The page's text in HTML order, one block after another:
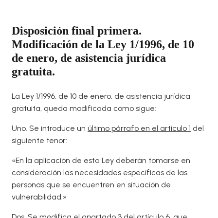
Disposición final primera.
Modificación de la Ley 1/1996, de 10
de enero, de asistencia jurídica
gratuita.
La Ley 1/1996, de 10 de enero, de asistencia jurídica
gratuita, queda modificada como sigue:
Uno. Se introduce un último párrafo en el artículo 1 del
siguiente tenor:
«En la aplicación de esta Ley deberán tomarse en
consideración las necesidades específicas de las
personas que se encuentren en situación de
vulnerabilidad.»